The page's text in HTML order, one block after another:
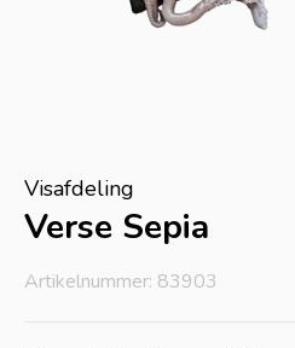
Visafdeling
Verse Sepia
Artikelnummer: 83903